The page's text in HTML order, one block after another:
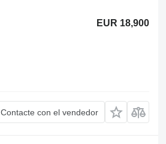
EUR 18,900
Contacte con el vendedor